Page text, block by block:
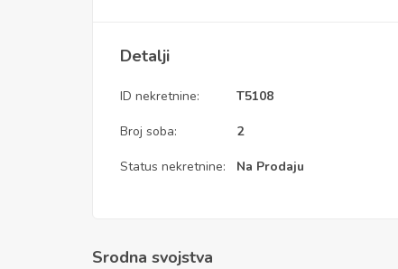
Detalji
ID nekretnine: T5108
Broj soba: 2
Status nekretnine: Na Prodaju
Srodna svojstva